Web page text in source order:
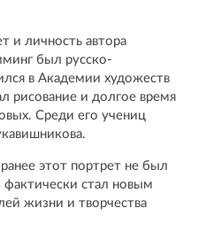
и личность автора
был русско-
в Академии художеств
рисование и долгое время
Среди его учениц
этот портрет не был
фактически стал новым
жизни и творчества